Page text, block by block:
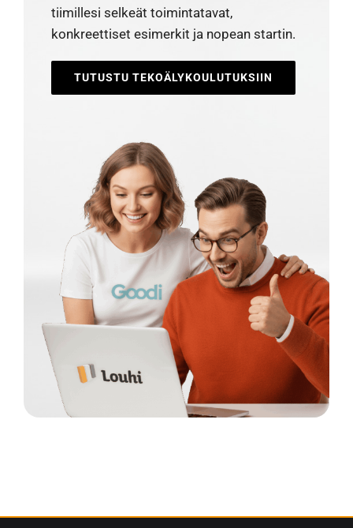
tiimillesi selkeät toimintatavat,
konkreettiset esimerkit ja nopean startin.
TUTUSTU TEKOÄLYKOULUTUKSIIN